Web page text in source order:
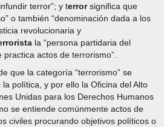
terror”; y terrorsignifica que
o también “denominación dada a los
revolucionaria y
la “persona partidaria del
actos de terrorismo”.
que la categoría “terrorismo” se
política, y por ello la Oficina del Alto
Unidas para los Derechos Humanos
se entiende comúnmente actos de
civiles procurando objetivos políticos o